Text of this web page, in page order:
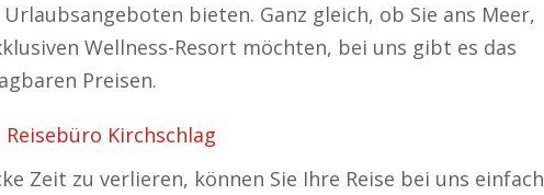
bieten. Ganz gleich, ob Sie ans Meer,
Wellness-Resort möchten, bei uns gibt es das
Preisen.
Reisebüro Kirchschlag
Zeit zu verlieren, können Sie Ihre Reise bei uns einfach